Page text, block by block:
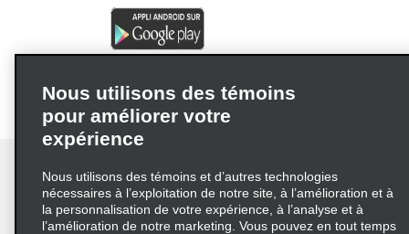
Conditions d’utilisation Politique de confidentialité
Nous utilisons des témoins
pour améliorer votre
expérience
Nous utilisons des témoins et d’autres technologies
nécessaires à l’exploitation de notre site, à l’amélioration et à
la personnalisation de votre expérience, à l’analyse et à
l’amélioration de notre marketing. Vous pouvez en tout temps